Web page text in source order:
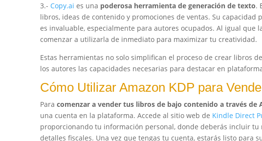
3.- Copy.ai es una poderosa herramienta de generación de texto.
libros, ideas de contenido y promociones de ventas. Su
es invaluable, especialmente para autores ocupados. Al igual que
comenzar a utilizarla de inmediato para maximizar tu creatividad.
Estas herramientas no solo simplifican el proceso de crear libros
los autores las capacidades necesarias para destacar en
Cómo Utilizar Amazon KDP para
Para comenzar a vender tus libros de bajo contenido a través de
una cuenta en la plataforma. Accede al sitio web de Kindle Direct
proporcionando tu información personal, donde deberás incluir
detalles fiscales. Una vez que tengas tu cuenta, estarás listo para